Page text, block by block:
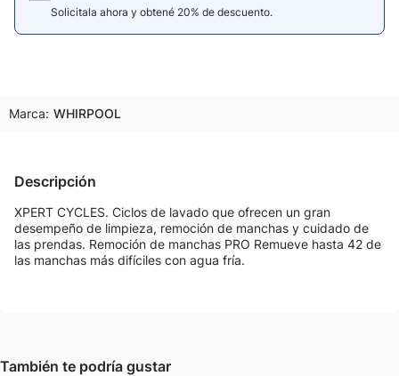
Solicitala ahora y obtené 20% de descuento.
Marca: WHIRPOOL
Descripción
XPERT CYCLES. Ciclos de lavado que ofrecen un gran
desempeño de limpieza, remoción de manchas y cuidado de
las prendas. Remoción de manchas PRO Remueve hasta 42 de
las manchas más difíciles con agua fría.
También te podría gustar